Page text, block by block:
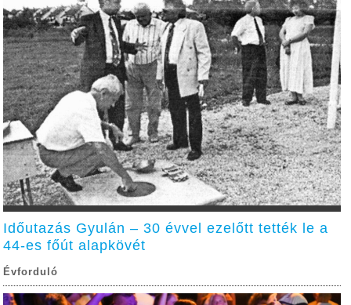
Időutazás Gyulán – 30 évvel ezelőtt tették le a
44-es főút alapkövét
Évforduló